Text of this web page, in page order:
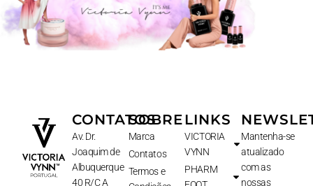
CONTATOS
Av. Dr.
Joaquim de
Albuquerque
40 R/C A
SOBRE
Marca
Contatos
Termos e
LINKS
VICTORIA
VYNN
PHARM
Mantenha-se
atualizado
com as
nossas